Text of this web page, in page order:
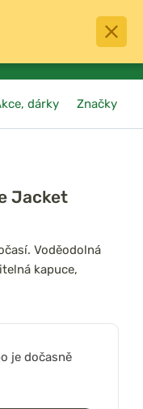
0
košík
dárky Značky
Jacket
Voděodolná
kapuce,
je dočasně